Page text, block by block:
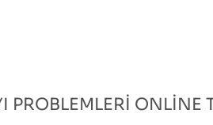
PROBLEMLERI ONLINE